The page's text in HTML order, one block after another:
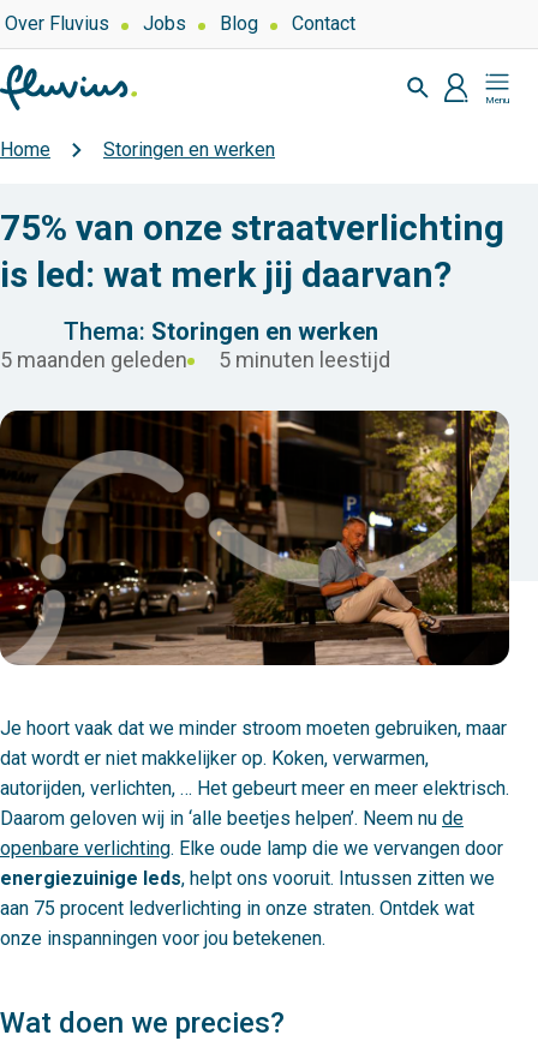
Overslaan
en
naar
de
inhoud
Top
navigation
Over Fluvius Jobs Blog Contact
Zoeken
profiel
Mijn
Kruimelpad
Home Storingen en werken
75% van onze straatverlichting
is led: wat merk jij daarvan?
Thema: Storingen en werken
5 maanden geleden 5 minuten leestijd
Je hoort vaak dat we minder stroom moeten gebruiken, maar
dat wordt er niet makkelijker op. Koken, verwarmen,
autorijden, verlichten, … Het gebeurt meer en meer elektrisch.
Daarom geloven wij in ‘alle beetjes helpen’. Neem nu de
openbare verlichting. Elke oude lamp die we vervangen door
energiezuinige leds, helpt ons vooruit. Intussen zitten we
aan 75 procent ledverlichting in onze straten. Ontdek wat
onze inspanningen voor jou betekenen.
Wat doen we precies?